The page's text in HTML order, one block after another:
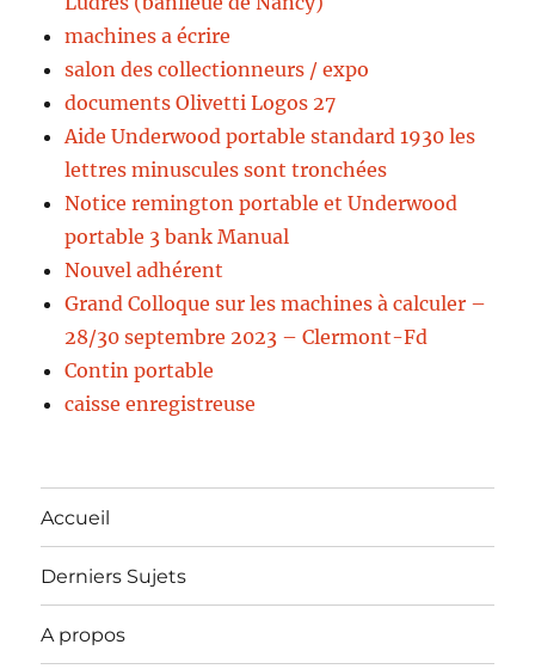
machines a écrire
salon des collectionneurs / expo
documents Olivetti Logos 27
Aide Underwood portable standard 1930 les
lettres minuscules sont tronchées
Notice remington portable et Underwood
portable 3 bank Manual
Nouvel adhérent
Grand Colloque sur les machines à calculer –
28/30 septembre 2023 – Clermont-Fd
Contin portable
caisse enregistreuse
Accueil
Derniers Sujets
A propos